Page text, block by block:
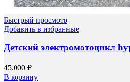
Быстрый просмотр
Добавить в избранные
Детский электромотоцикл
45.000 ₽
В корзину